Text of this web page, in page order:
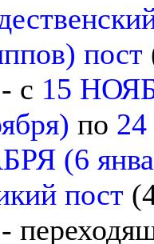
пост
с 15
по 24
(6
пост